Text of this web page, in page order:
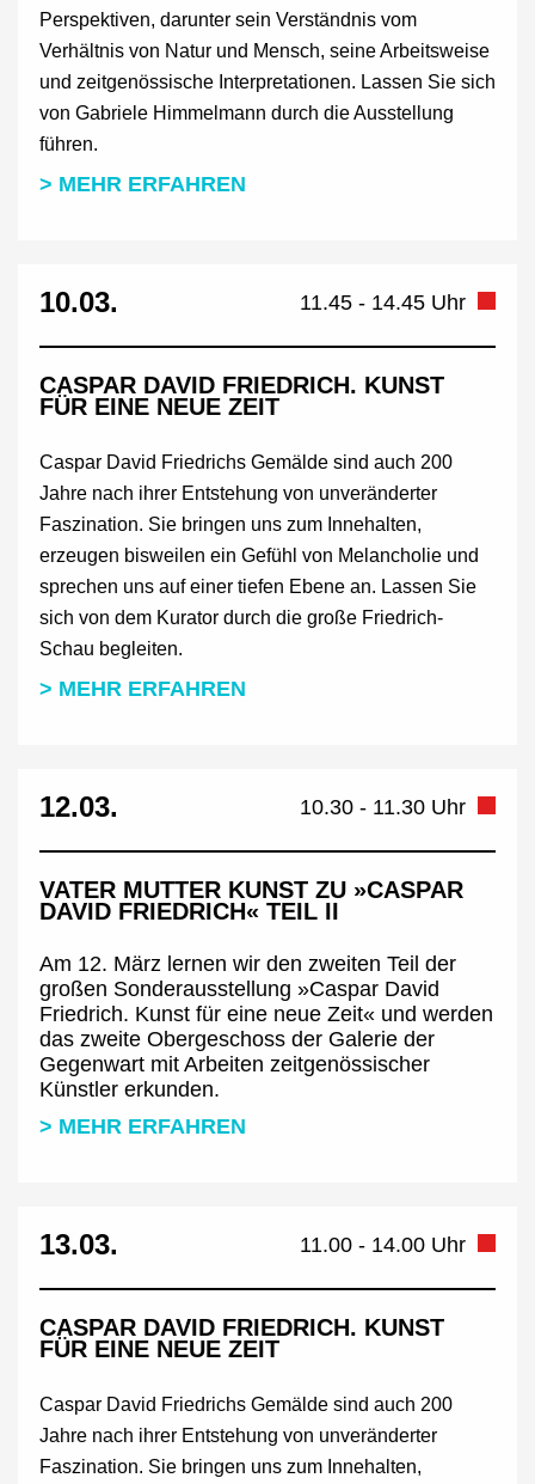
Perspektiven, darunter sein Verständnis vom
Verhältnis von Natur und Mensch, seine Arbeitsweise
und zeitgenössische Interpretationen. Lassen Sie sich
von Gabriele Himmelmann durch die Ausstellung
führen.
> MEHR ERFAHREN
10.03. 11.45 - 14.45 Uhr
CASPAR DAVID FRIEDRICH. KUNST
FÜR EINE NEUE ZEIT
Caspar David Friedrichs Gemälde sind auch 200
Jahre nach ihrer Entstehung von unveränderter
Faszination. Sie bringen uns zum Innehalten,
erzeugen bisweilen ein Gefühl von Melancholie und
sprechen uns auf einer tiefen Ebene an. Lassen Sie
sich von dem Kurator durch die große Friedrich-
Schau begleiten.
> MEHR ERFAHREN
12.03. 10.30 - 11.30 Uhr
VATER MUTTER KUNST ZU »CASPAR
DAVID FRIEDRICH« TEIL II
Am 12. März lernen wir den zweiten Teil der
großen Sonderausstellung »Caspar David
Friedrich. Kunst für eine neue Zeit« und werden
das zweite Obergeschoss der Galerie der
Gegenwart mit Arbeiten zeitgenössischer
Künstler erkunden.
> MEHR ERFAHREN
13.03. 11.00 - 14.00 Uhr
CASPAR DAVID FRIEDRICH. KUNST
FÜR EINE NEUE ZEIT
Caspar David Friedrichs Gemälde sind auch 200
Jahre nach ihrer Entstehung von unveränderter
Faszination. Sie bringen uns zum Innehalten,